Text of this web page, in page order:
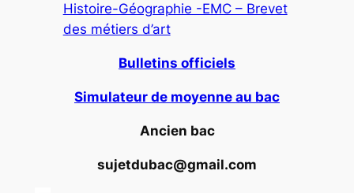
Histoire-Géographie -EMC – Brevet
des métiers d’art
Bulletins officiels
Simulateur de moyenne au bac
Ancien bac
sujetdubac@gmail.com